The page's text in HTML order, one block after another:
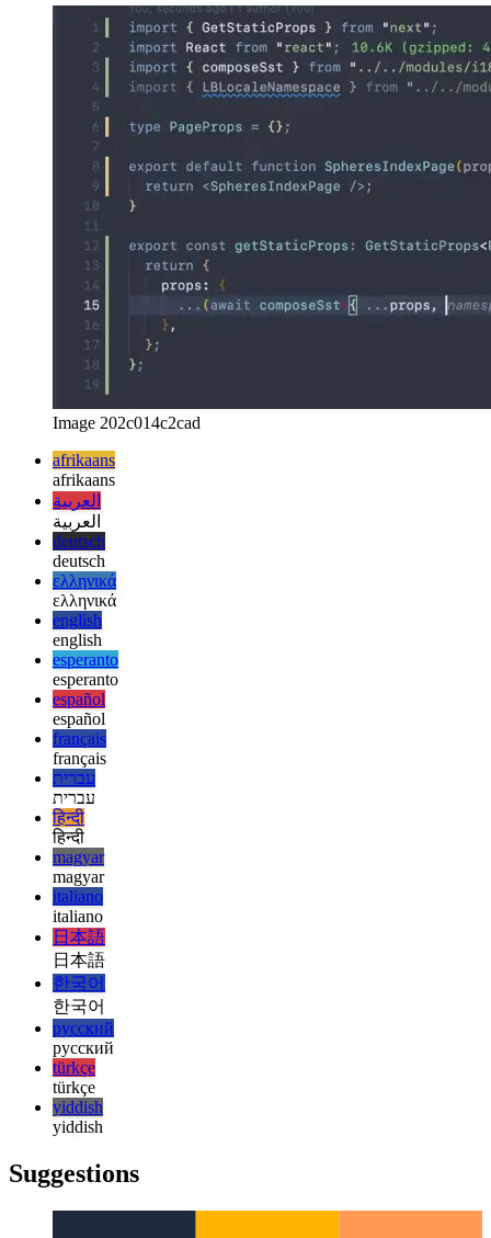
Image db94b45feb59
Image 202c014c2cad
afrikaans
afrikaans
العربية
العربية
deutsch
deutsch
ελληνικά
ελληνικά
english
english
esperanto
esperanto
español
español
français
français
עברית
עברית
हिन्दी
हिन्दी
magyar
magyar
italiano
italiano
日本語
日本語
한국어
한국어
русский
türkçe
türkçe
yiddish